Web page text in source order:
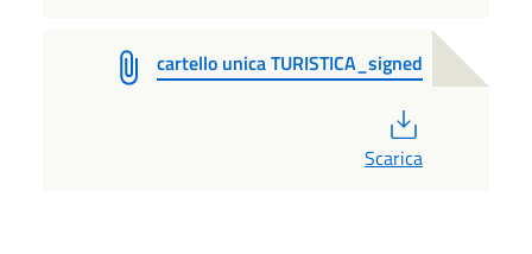
cartello unica TURISTICA_signed
Scarica